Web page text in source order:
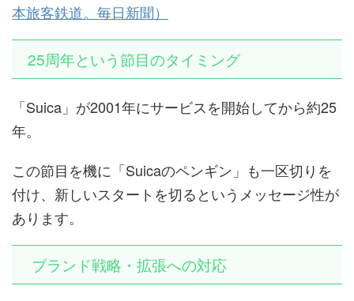
本旅客鉄道。 毎日新聞）
25周年という節目のタイミング
「Suica」が2001年にサービスを開始してから約25
年。
この節目を機に「Suicaのペンギン」も一区切りを
付け、新しいスタートを切るというメッセージ性が
あります。
ブランド戦略・拡張への対応